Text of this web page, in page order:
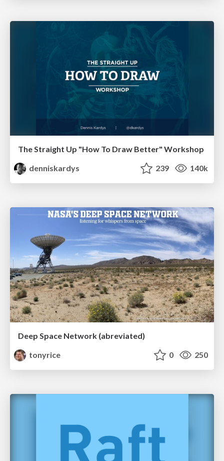
The Straight Up "How To Draw Better" Workshop
denniskardys
239 140k
Deep Space Network (abreviated)
tonyrice
0 250